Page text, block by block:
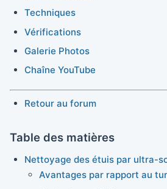
Techniques
Vérifications
Galerie Photos
Chaîne YouTube
Retour au forum
Table des matières
Nettoyage des étuis par ultra-
Avantages par rapport au